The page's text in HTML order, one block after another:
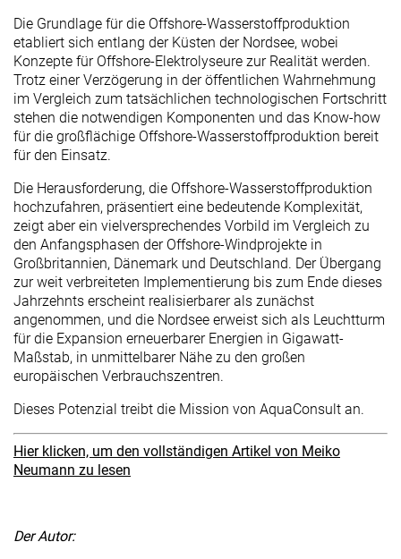
Die Grundlage für die Offshore-Wasserstoffproduktion
etabliert sich entlang der Küsten der Nordsee, wobei
Konzepte für Offshore-Elektrolyseure zur Realität werden.
Trotz einer Verzögerung in der öffentlichen Wahrnehmung
im Vergleich zum tatsächlichen technologischen Fortschritt
stehen die notwendigen Komponenten und das Know-how
für die großflächige Offshore-Wasserstoffproduktion bereit
für den Einsatz.
Die Herausforderung, die Offshore-Wasserstoffproduktion
hochzufahren, präsentiert eine bedeutende Komplexität,
zeigt aber ein vielversprechendes Vorbild im Vergleich zu
den Anfangsphasen der Offshore-Windprojekte in
Großbritannien, Dänemark und Deutschland. Der Übergang
zur weit verbreiteten Implementierung bis zum Ende dieses
Jahrzehnts erscheint realisierbarer als zunächst
angenommen, und die Nordsee erweist sich als Leuchtturm
für die Expansion erneuerbarer Energien in Gigawatt-
Maßstab, in unmittelbarer Nähe zu den großen
europäischen Verbrauchszentren.
Dieses Potenzial treibt die Mission von AquaConsult an.
Hier klicken, um den vollständigen Artikel von Meiko
Neumann zu lesen
Der Autor: